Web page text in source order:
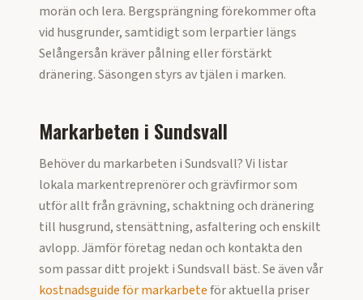
morän och lera. Bergsprängning förekommer ofta
vid husgrunder, samtidigt som lerpartier längs
Selångersån kräver pålning eller förstärkt
dränering. Säsongen styrs av tjälen i marken.
Markarbeten i Sundsvall
Behöver du markarbeten iSundsvall? Vi listar
lokala markentreprenörer och grävfirmor som
utför allt från grävning, schaktning och dränering
till husgrund, stensättning, asfaltering och enskilt
avlopp. Jämför företag nedan och kontakta den
som passar ditt projekt iSundsvall bäst. Se även vår
kostnadsguide för markarbeteför aktuella priser